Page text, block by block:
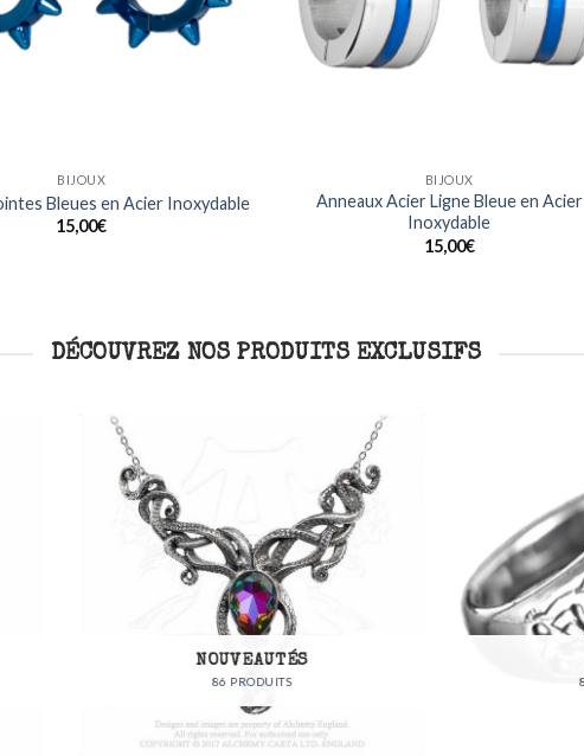
BIJOUX
Noirs Design Dragon en Acier
Inoxydable
BAGUES
Bague Crânes Crossbones en Acier
inoxydable
20,00€
DÉCOUVREZ NOS PRODUITS EXCLUSIFS